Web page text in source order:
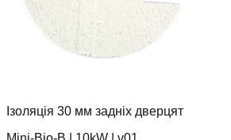
Ізоляція 30 мм задніх дверцят